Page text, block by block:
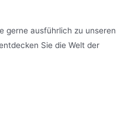
gerne ausführlich zu unseren
Sie die Welt der